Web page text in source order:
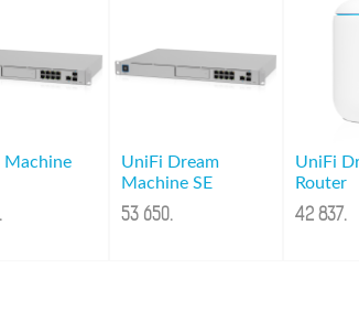
Machine
UniFi Dream
Machine SE
53 650.
UniFi
Router
42 837.